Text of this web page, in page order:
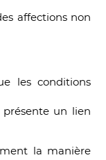
affections non
les conditions
un lien
la manière